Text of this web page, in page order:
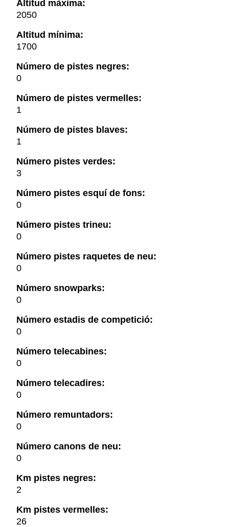
Altitud màxima:
2050
Altitud mínima:
1700
Número de pistes negres:
0
Número de pistes vermelles:
1
Número de pistes blaves:
1
Número pistes verdes:
3
Número pistes esquí de fons:
0
Número pistes trineu:
0
Número pistes raquetes de neu:
0
Número snowparks:
0
Número estadis de competició:
0
Número telecabines:
0
Número telecadires:
0
Número remuntadors:
0
Número canons de neu:
0
Km pistes negres:
2
Km pistes vermelles:
26